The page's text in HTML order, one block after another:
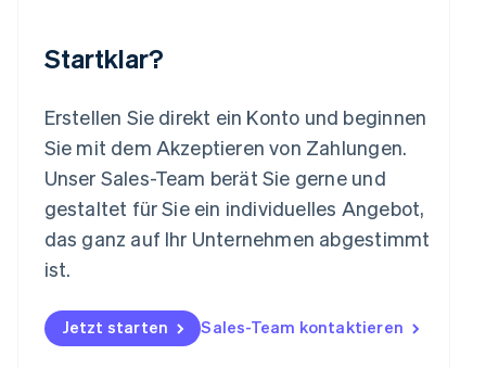
Startklar?
Erstellen Sie direkt ein Konto und beginnen
Sie mit dem Akzeptieren von Zahlungen.
Unser Sales-Team berät Sie gerne und
gestaltet für Sie ein individuelles Angebot,
das ganz auf Ihr Unternehmen abgestimmt
ist.
Jetzt starten Sales-Team kontaktieren
English
Español English
Neuseeland
English
Niederlande
Norwegen
English
Polen
English
Portugal